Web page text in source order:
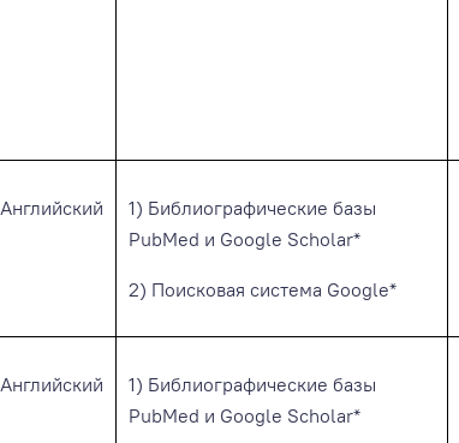
Английский
1) Библиографические базы
PubMed и Google Scholar*
2) Поисковая система Google*
Английский
1) Библиографические базы
PubMed и Google Scholar*